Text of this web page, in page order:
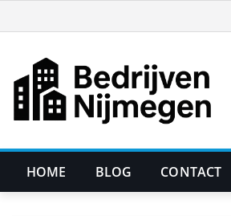
naar
inhoud
HOME BLOG CONTACT